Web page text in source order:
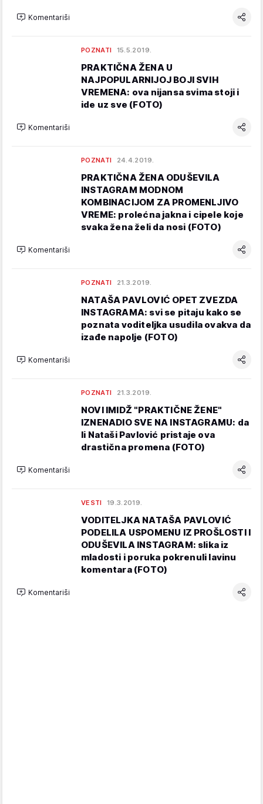
Komentariši
POZNATI 15.5.2019.
PRAKTIČNA ŽENA U
NAJPOPULARNIJOJ BOJI SVIH
VREMENA: ova nijansa svima stoji i
ide uz sve (FOTO)
Komentariši
POZNATI 24.4.2019.
PRAKTIČNA ŽENA ODUŠEVILA
INSTAGRAM MODNOM
KOMBINACIJOM ZA PROMENLJIVO
VREME: prolećna jakna i cipele koje
svaka žena želi da nosi (FOTO)
Komentariši
POZNATI 21.3.2019.
NATAŠA PAVLOVIĆ OPET ZVEZDA
INSTAGRAMA: svi se pitaju kako se
poznata voditeljka usudila ovakva da
izađe napolje (FOTO)
Komentariši
POZNATI 21.3.2019.
NOVI IMIDŽ "PRAKTIČNE ŽENE"
IZNENADIO SVE NA INSTAGRAMU: da
li Nataši Pavlović pristaje ova
drastična promena (FOTO)
Komentariši
VESTI 19.3.2019.
VODITELJKA NATAŠA PAVLOVIĆ
PODELILA USPOMENU IZ PROŠLOSTI I
ODUŠEVILA INSTAGRAM: slika iz
mladosti i poruka pokrenuli lavinu
komentara (FOTO)
Komentariši